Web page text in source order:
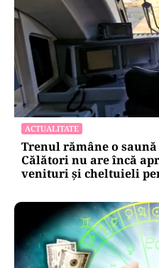
ACTUALITATE
Trenul rămâne o
Călători nu are încă
venituri și cheltuieli